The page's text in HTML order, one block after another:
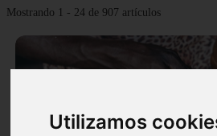
Utilizamos
Mostrando 1 - 24 de 907 artículos